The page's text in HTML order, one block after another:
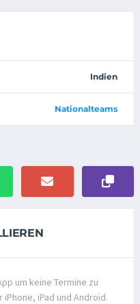
Indien
Nationalteams
um keine Termine zu
iPad und Android.